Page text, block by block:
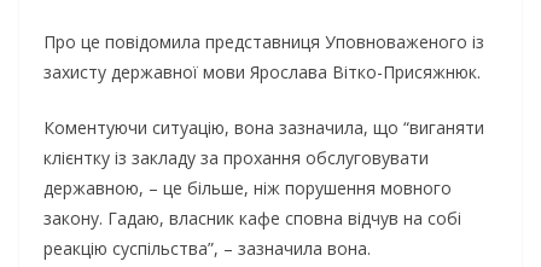
Про це повідомила представниця Уповноваженого із
захисту державної мови Ярослава Вітко-Присяжнюк.
Коментуючи ситуацію, вона зазначила, що “виганяти
клієнтку із закладу за прохання обслуговувати
державною, – це більше, ніж порушення мовного
закону. Гадаю, власник кафе сповна відчув на собі
реакцію суспільства”, – зазначила вона.